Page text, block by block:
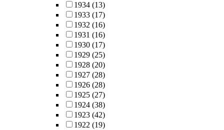
1934 (13)
1933 (17)
1932 (16)
1931 (16)
1930 (17)
1929 (25)
1928 (20)
1927 (28)
1926 (28)
1925 (27)
1924 (38)
1923 (42)
1922 (19)